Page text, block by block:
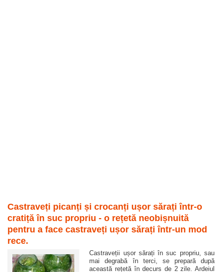
Castraveți picanți și crocanți ușor sărați într-o
cratiță în suc propriu - o rețetă neobișnuită
pentru a face castraveți ușor sărați într-un mod
rece.
Castraveții ușor sărați în suc propriu, sau
mai degrabă în terci, se prepară după
această rețetă în decurs de 2 zile. Ardeiul